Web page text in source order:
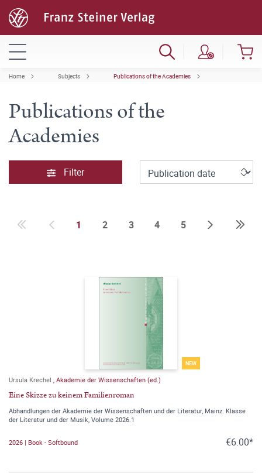
Home Subjects Publications of the Academies
Publications of the
Academies
Filter
1 2 3 4 5
NEW
Ursula Krechel , Akademie der Wissenschaften (ed.)
Eine Skizze zu keinem Familienroman
Abhandlungen der Akademie der Wissenschaften und der Literatur, Mainz. Klasse
der Literatur und der Musik, Volume 2026.1
2026 | Book - Softbound €6.00*